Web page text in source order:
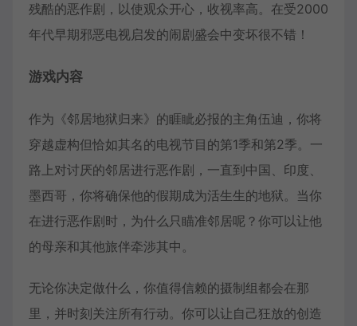
残酷的恶作剧，以使观众开心，收视率高。在受2000
年代早期邪恶电视启发的闹剧盛会中变坏很不错！
游戏内容
作为《邻居地狱归来》的睚眦必报的主角伍迪，你将
穿越虚构但恰如其名的电视节目的第1季和第2季。一
路上对讨厌的邻居进行恶作剧，一直到中国、印度、
墨西哥，你将确保他的假期成为活生生的地狱。当你
在进行恶作剧时，为什么只瞄准邻居呢？你可以让他
的母亲和其他旅伴牵涉其中。
无论你决定做什么，你值得信赖的摄制组都会在那
里，并时刻关注所有行动。你可以让自己狂放的创造